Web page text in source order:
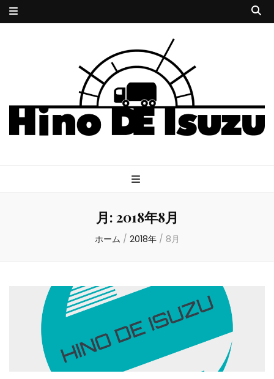
HINODE
ISUZU
月: 2018年8月
ホーム / 2018年 / 8月